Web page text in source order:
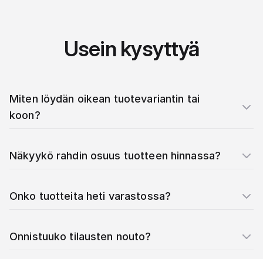
Usein kysyttyä
Miten löydän oikean tuotevariantin tai
koon?
Näkyykö rahdin osuus tuotteen hinnassa?
Onko tuotteita heti varastossa?
Onnistuuko tilausten nouto?